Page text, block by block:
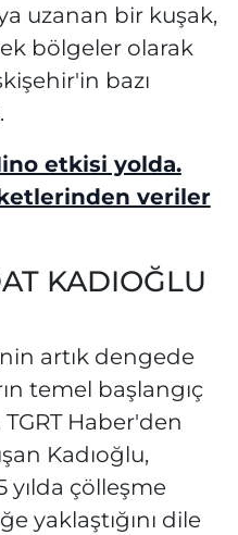
uzanan bir kuşak,
bölgeler olarak
bazı
etkisi yolda.
veriler
KADIOĞLU
artık dengede
temel başlangıç
Haber'den
Kadıoğlu,
çölleşme
yaklaştığını dile